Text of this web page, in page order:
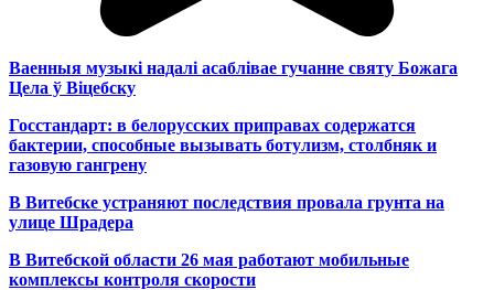
Ваенныя музыкі надалі асаблівае гучанне святу Божага
Цела ў Віцебску
Госстандарт: в белорусских приправах содержатся
бактерии, способные вызывать ботулизм, столбняк и
газовую гангрену
В Витебске устраняют последствия провала грунта на
улице Шрадера
В Витебской области 26 мая работают мобильные
комплексы контроля скорости